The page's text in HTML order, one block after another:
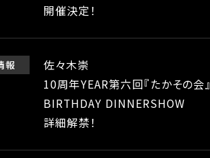
開催決定！
報
佐々木崇
10周年YEAR第六回『たかその会』
BIRTHDAY DINNERSHOW
詳細解禁！